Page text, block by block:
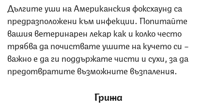
Дългите уши на Американския фоксхаунд са
предразположени към инфекции. Попитайте
вашия ветеринарен лекар как и колко често
трябва да почиствате ушите на кучето си –
важно е да ги поддържате чисти и сухи, за да
предотвратите възможните възпаления.
Грижа